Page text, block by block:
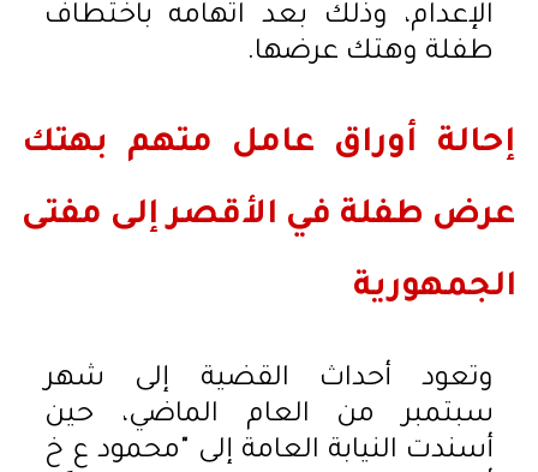
الإعدام، وذلك بعد اتهامه باختطاف
طفلة وهتك عرضها.
إحالة أوراق عامل متهم بهتك
عرض طفلة في الأقصر إلى مفتى
الجمهورية
وتعود أحداث القضية إلى شهر
سبتمبر من العام الماضي، حين
أسندت النيابة العامة إلى "محمود ع خ